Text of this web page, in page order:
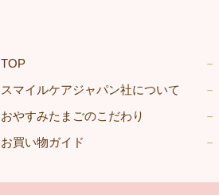
TOP
スマイルケアジャパン社について
おやすみたまごのこだわり
お買い物ガイド